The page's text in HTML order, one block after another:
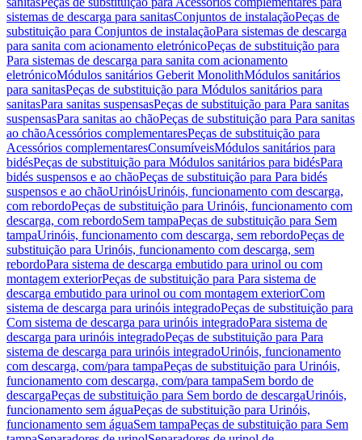
sistemas de descarga para sanitasConjuntos de instalaçãoPeças de
substituição para Conjuntos de instalaçãoPara sistemas de descarga
para sanita com acionamento eletrónicoPeças de substituição para
Para sistemas de descarga para sanita com acionamento
eletrónicoMódulos sanitários Geberit MonolithMódulos sanitários
para sanitasPeças de substituição para Módulos sanitários para
sanitasPara sanitas suspensasPeças de substituição para Para sanitas
suspensasPara sanitas ao chãoPeças de substituição para Para sanitas
ao chãoAcessórios complementaresPeças de substituição para
Acessórios complementaresConsumíveisMódulos sanitários para
bidésPeças de substituição para Módulos sanitários para bidésPara
bidés suspensos e ao chãoPeças de substituição para Para bidés
suspensos e ao chãoUrinóisUrinóis, funcionamento com descarga,
com rebordoPeças de substituição para Urinóis, funcionamento com
descarga, com rebordoSem tampaPeças de substituição para Sem
tampaUrinóis, funcionamento com descarga, sem rebordoPeças de
substituição para Urinóis, funcionamento com descarga, sem
rebordoPara sistema de descarga embutido para urinol ou com
montagem exteriorPeças de substituição para Para sistema de
descarga embutido para urinol ou com montagem exteriorCom
sistema de descarga para urinóis integradoPeças de substituição para
Com sistema de descarga para urinóis integradoPara sistema de
descarga para urinóis integradoPeças de substituição para Para
sistema de descarga para urinóis integradoUrinóis, funcionamento
com descarga, com/para tampaPeças de substituição para Urinóis,
funcionamento com descarga, com/para tampaSem bordo de
descargaPeças de substituição para Sem bordo de descargaUrinóis,
funcionamento sem águaPeças de substituição para Urinóis,
funcionamento sem águaSem tampaPeças de substituição para Sem